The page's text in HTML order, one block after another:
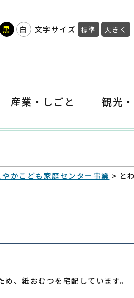
黒 白 文字サイズ 標準 大きく
産業・しごと 観光
かこども家庭センター事業 > と
、紙おむつを宅配しています。